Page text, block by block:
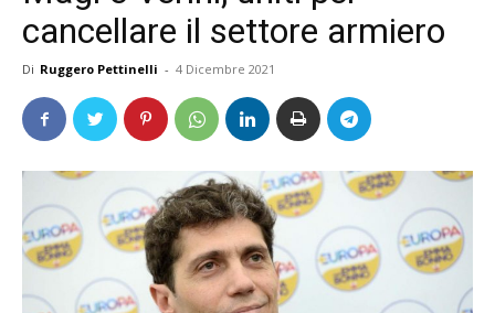
cancellare il settore armiero
Di Ruggero Pettinelli - 4 Dicembre 2021